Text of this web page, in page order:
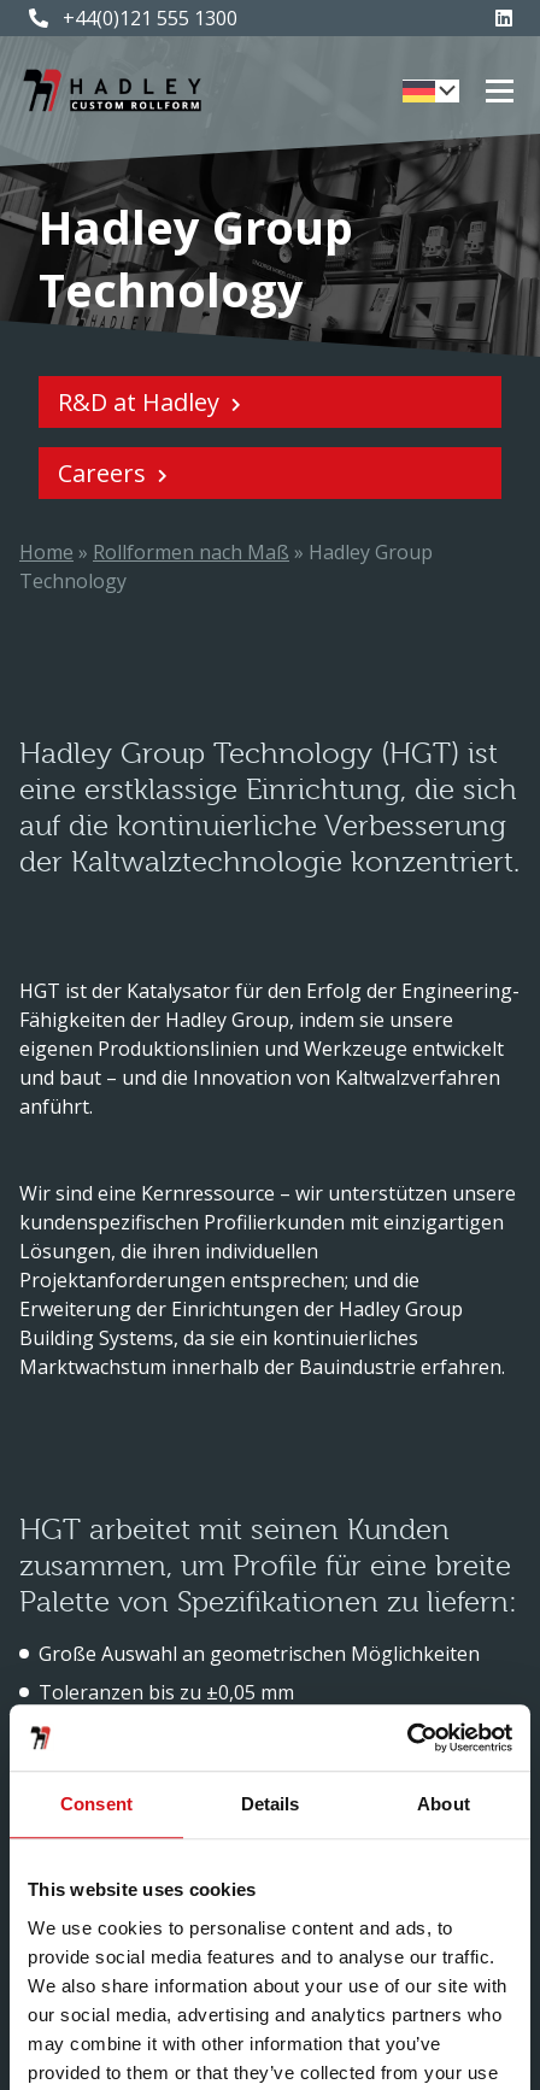
Consent Details About
This website uses cookies
We use cookies to personalise content and ads, to
provide social media features and to analyse our traffic.
We also share information about your use of our site with
our social media, advertising and analytics partners who
may combine it with other information that you’ve
provided to them or that they’ve collected from your use
+44(0)121 555 1300
Hadley Group
Technology
R&D at Hadley
Careers
Home » Rollformen nach Maß » Hadley Group
Technology
Hadley Group Technology (HGT) ist
eine erstklassige Einrichtung, die sich
auf die kontinuierliche Verbesserung
der Kaltwalztechnologie konzentriert.
HGT ist der Katalysator für den Erfolg der Engineering-
Fähigkeiten der Hadley Group, indem sie unsere
eigenen Produktionslinien und Werkzeuge entwickelt
und baut – und die Innovation von Kaltwalzverfahren
anführt.
Wir sind eine Kernressource – wir unterstützen unsere
kundenspezifischen Profilierkunden mit einzigartigen
Lösungen, die ihren individuellen
Projektanforderungen entsprechen; und die
Erweiterung der Einrichtungen der Hadley Group
Building Systems, da sie ein kontinuierliches
Marktwachstum innerhalb der Bauindustrie erfahren.
HGT arbeitet mit seinen Kunden
zusammen, um Profile für eine breite
Palette von Spezifikationen zu liefern:
Große Auswahl an geometrischen Möglichkeiten
Toleranzen bis zu ±0,05 mm
SPC und Prozessfähigkeitsanalyse
Geeignet für Eisen-, Nichteisen-, Edelstahl- und
andere schmiedbare Metalle
Fähigkeit, Materialien mit polierten Oberflächen und
Inline-Funktionen wie Lochstanzen, Kerben, Prägen
und Ablängen
Inline-Schweißen ermöglicht geschlossene Formen